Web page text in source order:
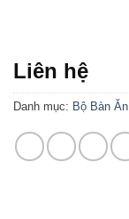
Liên hệ
Danh mục: Bộ Bàn Ăn